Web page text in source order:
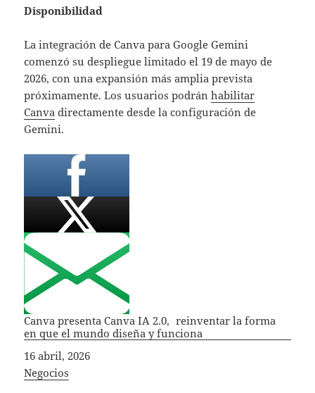
Disponibilidad
La integración de Canva para Google Gemini
comenzó su despliegue limitado el 19 de mayo de
2026, con una expansión más amplia prevista
próximamente. Los usuarios podránhabilitar
Canva directamente desde la configuración de
Gemini.
Canva presenta Canva IA 2.0, reinventar la forma
en que el mundo diseña y funciona
Fecha
16 abril, 2026
In relation to
Negocios